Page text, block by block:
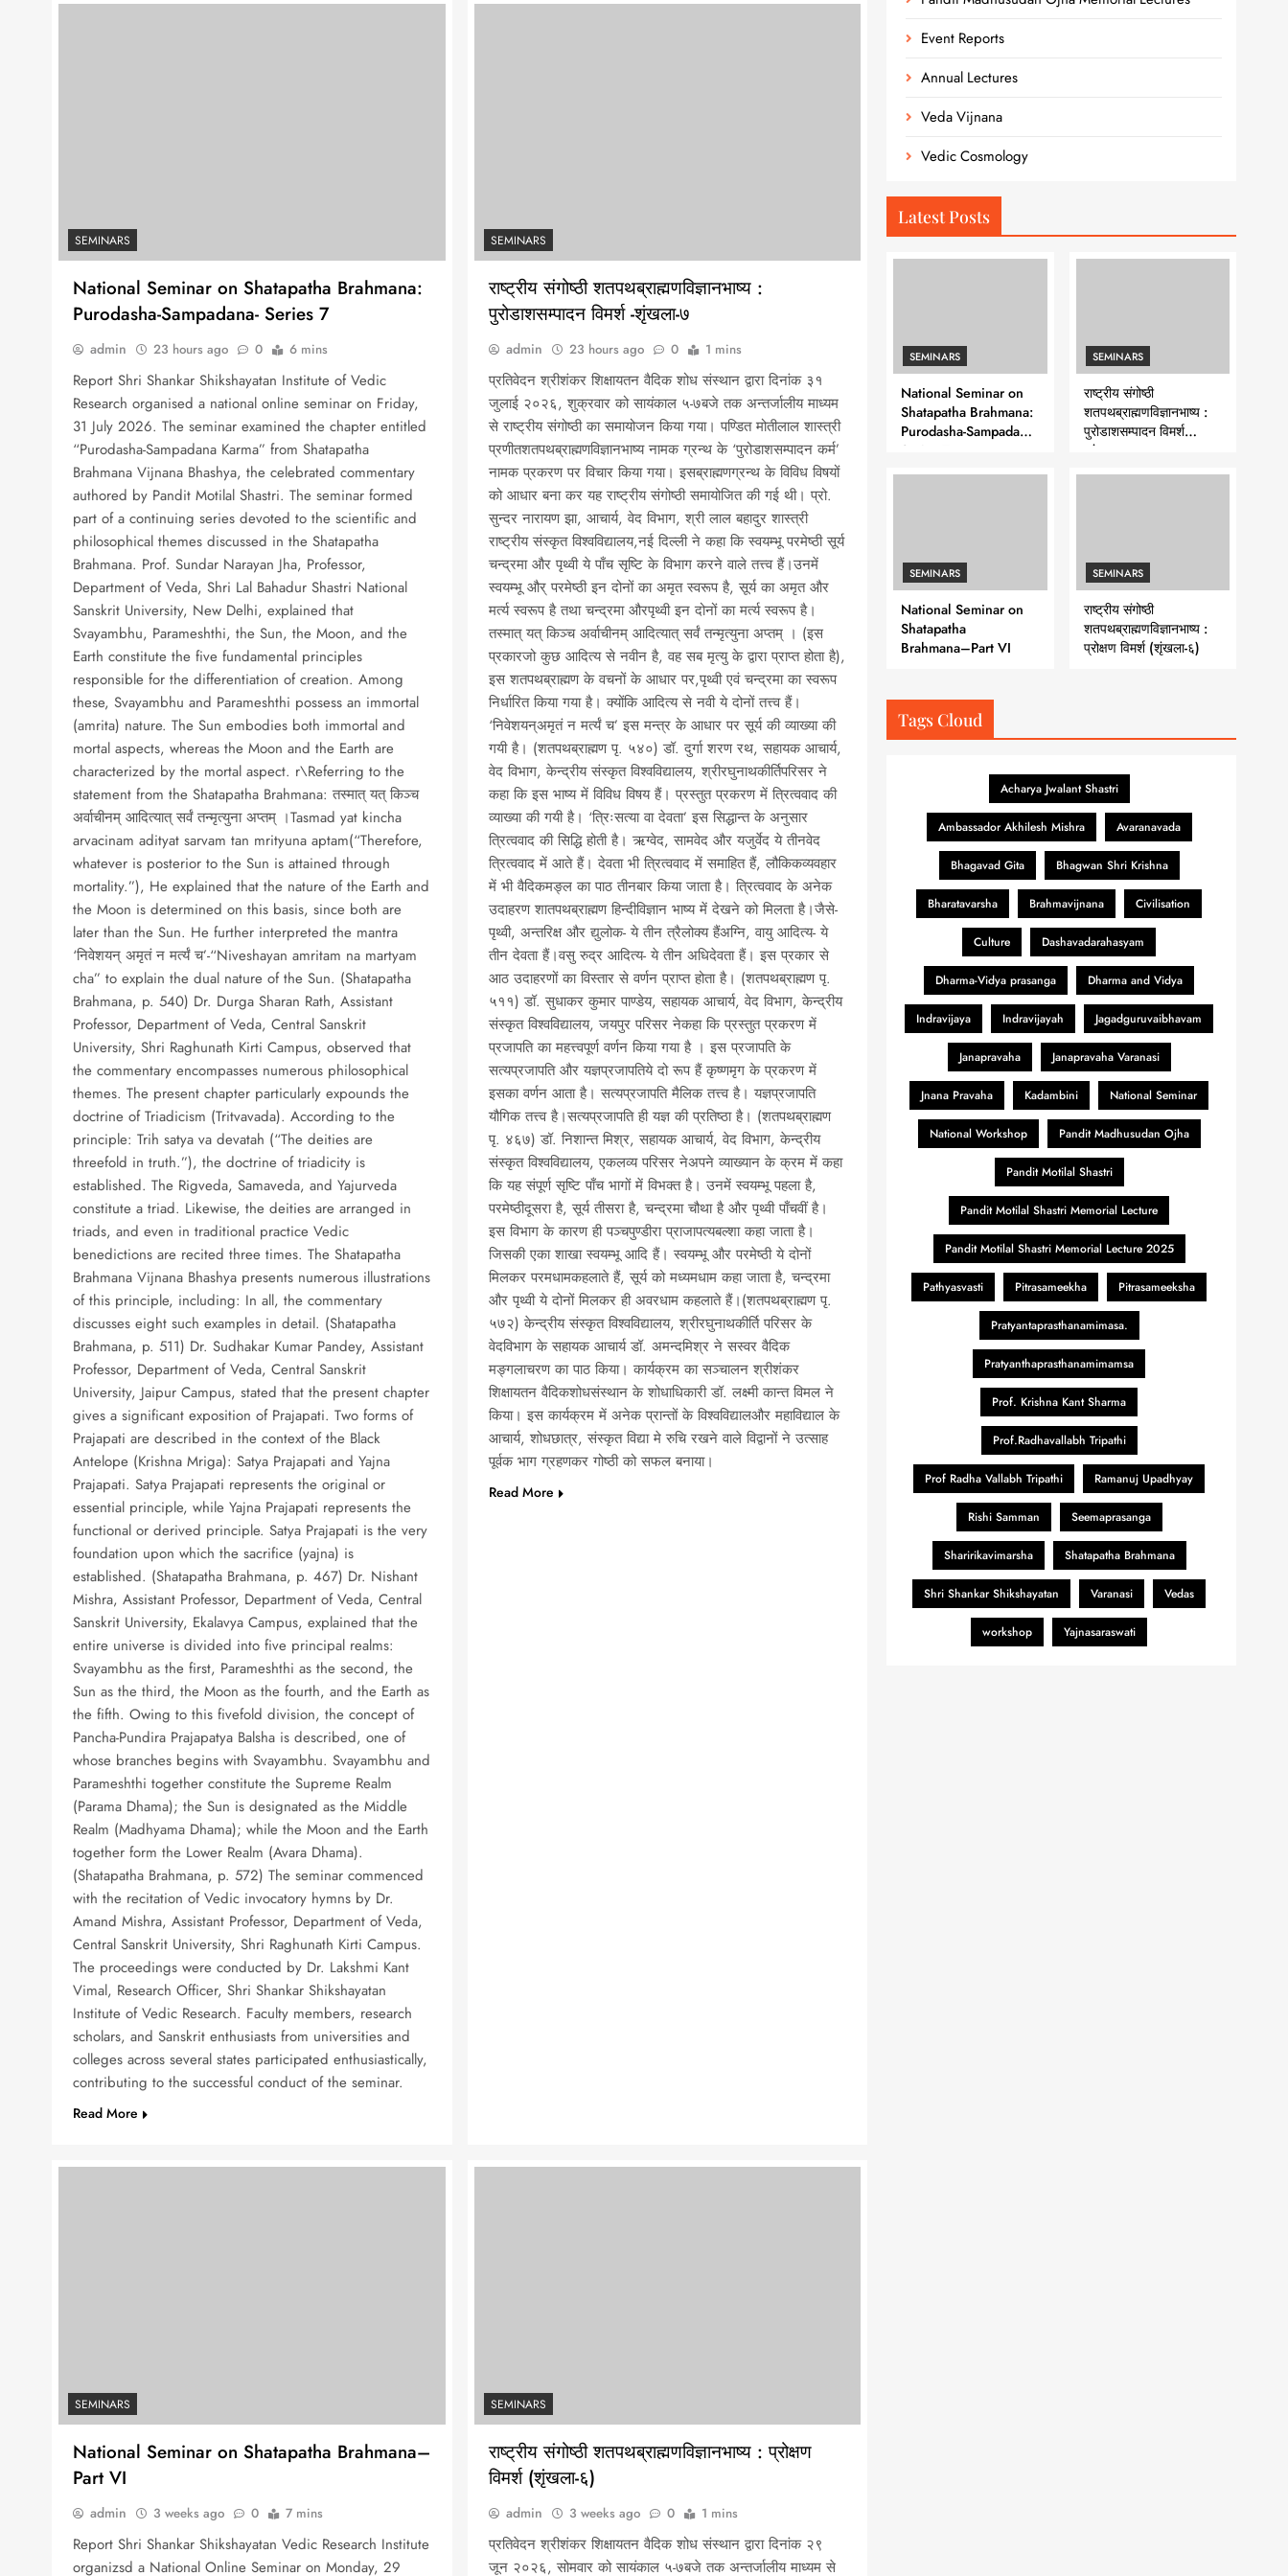
SEMINARS
National Seminar on Shatapatha Brahmana:
Purodasha-Sampadana- Series 7
admin 23 hours ago 0 6 mins
Report Shri Shankar Shikshayatan Institute of Vedic
Research organised a national online seminar on Friday,
31 July 2026. The seminar examined the chapter entitled
“Purodasha-Sampadana Karma” from Shatapatha
Brahmana Vijnana Bhashya, the celebrated commentary
authored by Pandit Motilal Shastri. The seminar formed
part of a continuing series devoted to the scientific and
philosophical themes discussed in the Shatapatha
Brahmana. Prof. Sundar Narayan Jha, Professor,
Department of Veda, Shri Lal Bahadur Shastri National
Sanskrit University, New Delhi, explained that
Svayambhu, Parameshthi, the Sun, the Moon, and the
Earth constitute the five fundamental principles
responsible for the differentiation of creation. Among
these, Svayambhu and Parameshthi possess an immortal
(amrita) nature. The Sun embodies both immortal and
mortal aspects, whereas the Moon and the Earth are
characterized by the mortal aspect. r\Referring to the
statement from the Shatapatha Brahmana: तस्मात् यत् किञ्च
अर्वाचीनम् आदित्यात् सर्वं तन्मृत्युना अप्तम् ।Tasmad yat kincha
arvacinam adityat sarvam tan mrityuna aptam(“Therefore,
whatever is posterior to the Sun is attained through
mortality.”), He explained that the nature of the Earth and
the Moon is determined on this basis, since both are
later than the Sun. He further interpreted the mantra
‘निवेशयन् अमृतं न मर्त्यं च’-“Niveshayan amritam na martyam
cha” to explain the dual nature of the Sun. (Shatapatha
Brahmana, p. 540) Dr. Durga Sharan Rath, Assistant
Professor, Department of Veda, Central Sanskrit
University, Shri Raghunath Kirti Campus, observed that
the commentary encompasses numerous philosophical
themes. The present chapter particularly expounds the
doctrine of Triadicism (Tritvavada). According to the
principle: Trih satya va devatah (“The deities are
threefold in truth.”), the doctrine of triadicity is
established. The Rigveda, Samaveda, and Yajurveda
constitute a triad. Likewise, the deities are arranged in
triads, and even in traditional practice Vedic
benedictions are recited three times. The Shatapatha
Brahmana Vijnana Bhashya presents numerous illustrations
of this principle, including: In all, the commentary
discusses eight such examples in detail. (Shatapatha
Brahmana, p. 511) Dr. Sudhakar Kumar Pandey, Assistant
Professor, Department of Veda, Central Sanskrit
University, Jaipur Campus, stated that the present chapter
gives a significant exposition of Prajapati. Two forms of
Prajapati are described in the context of the Black
Antelope (Krishna Mriga): Satya Prajapati and Yajna
Prajapati. Satya Prajapati represents the original or
essential principle, while Yajna Prajapati represents the
functional or derived principle. Satya Prajapati is the very
foundation upon which the sacrifice (yajna) is
established. (Shatapatha Brahmana, p. 467) Dr. Nishant
Mishra, Assistant Professor, Department of Veda, Central
Sanskrit University, Ekalavya Campus, explained that the
entire universe is divided into five principal realms:
Svayambhu as the first, Parameshthi as the second, the
Sun as the third, the Moon as the fourth, and the Earth as
the fifth. Owing to this fivefold division, the concept of
Pancha-Pundira Prajapatya Balsha is described, one of
whose branches begins with Svayambhu. Svayambhu and
Parameshthi together constitute the Supreme Realm
(Parama Dhama); the Sun is designated as the Middle
Realm (Madhyama Dhama); while the Moon and the Earth
together form the Lower Realm (Avara Dhama).
(Shatapatha Brahmana, p. 572) The seminar commenced
with the recitation of Vedic invocatory hymns by Dr.
Amand Mishra, Assistant Professor, Department of Veda,
Central Sanskrit University, Shri Raghunath Kirti Campus.
The proceedings were conducted by Dr. Lakshmi Kant
Vimal, Research Officer, Shri Shankar Shikshayatan
Institute of Vedic Research. Faculty members, research
scholars, and Sanskrit enthusiasts from universities and
colleges across several states participated enthusiastically,
contributing to the successful conduct of the seminar.
Read More
SEMINARS
राष्ट्रीय संगोष्ठी शतपथब्राह्मणविज्ञानभाष्य :
पुरोडाशसम्पादन विमर्श -शृंखला-७
admin 23 hours ago 0 1 mins
प्रतिवेदन श्रीशंकर शिक्षायतन वैदिक शोध संस्थान द्वारा दिनांक ३१
जुलाई २०२६, शुक्रवार को सायंकाल ५-७बजे तक अन्तर्जालीय माध्यम
से राष्ट्रीय संगोष्ठी का समायोजन किया गया। पण्डित मोतीलाल शास्त्री
प्रणीतशतपथब्राह्मणविज्ञानभाष्य नामक ग्रन्थ के ‘पुरोडाशसम्पादन कर्म’
नामक प्रकरण पर विचार किया गया। इसब्राह्मणग्रन्थ के विविध विषयों
को आधार बना कर यह राष्ट्रीय संगोष्ठी समायोजित की गई थी। प्रो.
सुन्दर नारायण झा, आचार्य, वेद विभाग, श्री लाल बहादुर शास्त्री
राष्ट्रीय संस्कृत विश्वविद्यालय,नई दिल्ली ने कहा कि स्वयम्भू परमेष्ठी सूर्य
चन्द्रमा और पृथ्वी ये पाँच सृष्टि के विभाग करने वाले तत्त्व हैं।उनमें
स्वयम्भू और् परमेष्ठी इन दोनों का अमृत स्वरूप है, सूर्य का अमृत और
मर्त्य स्वरूप है तथा चन्द्रमा औरपृथ्वी इन दोनों का मर्त्य स्वरूप है।
तस्मात् यत् किञ्च अर्वाचीनम् आदित्यात् सर्वं तन्मृत्युना अप्तम् । (इस
प्रकारजो कुछ आदित्य से नवीन है, वह सब मृत्यु के द्वारा प्राप्त होता है),
इस शतपथब्राह्मण के वचनों के आधार पर,पृथ्वी एवं चन्द्रमा का स्वरूप
निर्धारित किया गया है। क्योंकि आदित्य से नवी ये दोनों तत्त्व हैं।
‘निवेशयन्अमृतं न मर्त्यं च’ इस मन्त्र के आधार पर सूर्य की व्याख्या की
गयी है। (शतपथब्राह्मण पृ. ५४०) डॉ. दुर्गा शरण रथ, सहायक आचार्य,
वेद विभाग, केन्द्रीय संस्कृत विश्वविद्यालय, श्रीरघुनाथकीर्तिपरिसर ने
कहा कि इस भाष्य में विविध विषय हैं। प्रस्तुत प्रकरण में त्रित्ववाद की
व्याख्या की गयी है। ‘त्रिःसत्या वा देवता’ इस सिद्धान्त के अनुसार
त्रित्ववाद की सिद्धि होती है। ऋग्वेद, सामवेद और यजुर्वेद ये तीनवेद
त्रित्ववाद में आते हैं। देवता भी त्रित्ववाद में समाहित हैं, लौकिकव्यवहार
में भी वैदिकमङ्ल का पाठ तीनबार किया जाता है। त्रित्ववाद के अनेक
उदाहरण शातपथब्राह्मण हिन्दीविज्ञान भाष्य में देखने को मिलता है।जैसे-
पृथ्वी, अन्तरिक्ष और द्युलोक- ये तीन त्रैलोक्य हैंअग्नि, वायु आदित्य- ये
तीन देवता हैं।वसु रुद्र आदित्य- ये तीन अधिदेवता हैं। इस प्रकार से
आठ उदाहरणों का विस्तार से वर्णन प्राप्त होता है। (शतपथब्राह्मण पृ.
५११) डॉ. सुधाकर कुमार पाण्डेय, सहायक आचार्य, वेद विभाग, केन्द्रीय
संस्कृत विश्वविद्यालय, जयपुर परिसर नेकहा कि प्रस्तुत प्रकरण में
प्रजापति का महत्त्वपूर्ण वर्णन किया गया है । इस प्रजापति के
सत्यप्रजापति और यज्ञप्रजापतिये दो रूप हैं कृष्णमृग के प्रकरण में
इसका वर्णन आता है। सत्यप्रजापति मैलिक तत्त्व है। यज्ञप्रजापति
यौगिक तत्त्व है।सत्यप्रजापति ही यज्ञ की प्रतिष्ठा है। (शतपथब्राह्मण
पृ. ४६७) डॉ. निशान्त मिश्र, सहायक आचार्य, वेद विभाग, केन्द्रीय
संस्कृत विश्वविद्यालय, एकलव्य परिसर नेअपने व्याख्यान के क्रम में कहा
कि यह संपूर्ण सृष्टि पाँच भागों में विभक्त है। उनमें स्वयम्भू पहला है,
परमेष्ठीदूसरा है, सूर्य तीसरा है, चन्द्रमा चौथा है और पृथ्वी पाँचवीं है।
इस विभाग के कारण ही पञ्चपुण्डीरा प्राजापत्यबल्शा कहा जाता है।
जिसकी एका शाखा स्वयम्भू आदि हैं। स्वयम्भू और परमेष्ठी ये दोनों
मिलकर परमधामकहलाते हैं, सूर्य को मध्यमधाम कहा जाता है, चन्द्रमा
और पृथ्वी ये दोनों मिलकर ही अवरधाम कहलाते हैं।(शतपथब्राह्मण पृ.
५७२) केन्द्रीय संस्कृत विश्वविद्यालय, श्रीरघुनाथकीर्ति परिसर के
वेदविभाग के सहायक आचार्य डॉ. अमन्दमिश्र ने सस्वर वैदिक
मङ्गलाचरण का पाठ किया। कार्यक्रम का सञ्चालन श्रीशंकर
शिक्षायतन वैदिकशोधसंस्थान के शोधाधिकारी डॉ. लक्ष्मी कान्त विमल ने
किया। इस कार्यक्रम में अनेक प्रान्तों के विश्वविद्यालऔर महाविद्याल के
आचार्य, शोधछात्र, संस्कृत विद्या मे रुचि रखने वाले विद्वानों ने उत्साह
पूर्वक भाग ग्रहणकर गोष्ठी को सफल बनाया।
Read More
SEMINARS
National Seminar on Shatapatha Brahmana–
Part VI
admin 3 weeks ago 0 7 mins
Report Shri Shankar Shikshayatan Vedic Research Institute
organizsd a National Online Seminar on Monday, 29
SEMINARS
राष्ट्रीय संगोष्ठी शतपथब्राह्मणविज्ञानभाष्य : प्रोक्षण
विमर्श (शृंखला-६)
admin 3 weeks ago 0 1 mins
प्रतिवेदन श्रीशंकर शिक्षायतन वैदिक शोध संस्थान द्वारा दिनांक २९
जून २०२६, सोमवार को सायंकाल ५-७बजे तक अन्तर्जालीय माध्यम से
Event Reports
Annual Lectures
Veda Vijnana
Vedic Cosmology
Latest Posts
SEMINARS
National Seminar on
Shatapatha Brahmana:
Purodasha-Sampadana-
Series 7
SEMINARS
राष्ट्रीय संगोष्ठी
शतपथब्राह्मणविज्ञानभाष्य :
पुरोडाशसम्पादन विमर्श
-शृंखला-७
SEMINARS
National Seminar on
Shatapatha
Brahmana–Part VI
SEMINARS
राष्ट्रीय संगोष्ठी
शतपथब्राह्मणविज्ञानभाष्य :
प्रोक्षण विमर्श (शृंखला-६)
Tags Cloud
Acharya Jwalant Shastri
Ambassador Akhilesh Mishra Avaranavada
Bhagavad Gita Bhagwan Shri Krishna
Bharatavarsha Brahmavijnana Civilisation
Culture Dashavadarahasyam
Dharma-Vidya prasanga Dharma and Vidya
Indravijaya Indravijayah Jagadguruvaibhavam
Janapravaha Janapravaha Varanasi
Jnana Pravaha Kadambini National Seminar
National Workshop Pandit Madhusudan Ojha
Pandit Motilal Shastri
Pandit Motilal Shastri Memorial Lecture
Pandit Motilal Shastri Memorial Lecture 2025
Pathyasvasti Pitrasameekha Pitrasameeksha
Pratyantaprasthanamimasa.
Pratyanthaprasthanamimamsa
Prof. Krishna Kant Sharma
Prof.Radhavallabh Tripathi
Prof Radha Vallabh Tripathi Ramanuj Upadhyay
Rishi Samman Seemaprasanga
Sharirikavimarsha Shatapatha Brahmana
Shri Shankar Shikshayatan Varanasi Vedas
workshop Yajnasaraswati